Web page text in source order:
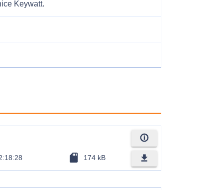
sd_card 174 kB
info_outline
file_download